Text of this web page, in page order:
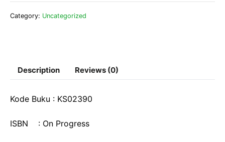
Category: Uncategorized
Description Reviews (0)
Kode Buku : KS02390
ISBN : On Progress